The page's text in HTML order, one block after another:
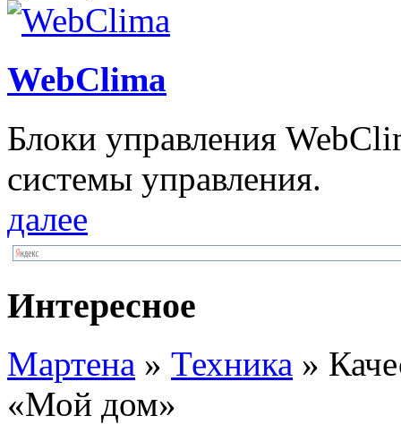
WebClima
Блоки упрaвлeния
системы управления.
далее
Интересное
Мартена » Техника »
«Мой дом»